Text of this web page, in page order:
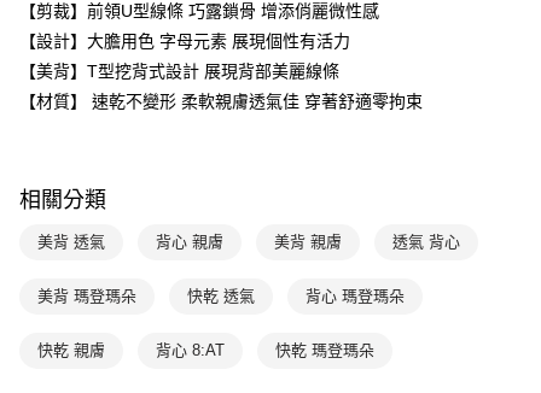
台新國際商業銀行
中國信託商業銀行
台灣樂天信用卡公司
AFTEE先享後付
相關說明
【關於「AFTEE先享後付」】
AFTEE先享後付是「在收到商品之後才付款」的支付方式。 讓您購物簡單
３．安心：先確認商品／服務後，再付款。
【「AFTEE先享後付」結帳流程】
１．於結帳方式選擇「AFTEE先享後付」後，將跳轉至「AFTEE先享後付」
２．訂單成立數日內，您將收到繳費通知簡訊。
ATM／網路銀行／等多元方式進行付款，方視為交易完成。
※ 請注意：結帳手續完成當下不需立刻繳費，但若您需要取消訂單，請聯絡
ATM付款
全家取貨付款$888免運-以PackAge+配客嘉循環箱包裝寄出
每筆NT$90，滿NT$888(含以上)免運費
每筆NT$90，滿NT$888(含以上)免運費
萊爾富取貨付款
【剪裁】前領U型線條 巧露鎖骨 增添俏麗微性感
【設計】大膽用色 字母元素 展現個性有活力
【美背】T型挖背式設計 展現背部美麗線條
【材質】 速乾不變形 柔軟親膚透氣佳 穿著舒適零拘束
相關分類
美背 透氣 背心 親膚 美背 親膚 透氣 背心
美背 瑪登瑪朵 快乾 透氣 背心 瑪登瑪朵
快乾 親膚 背心 8:AT 快乾 瑪登瑪朵